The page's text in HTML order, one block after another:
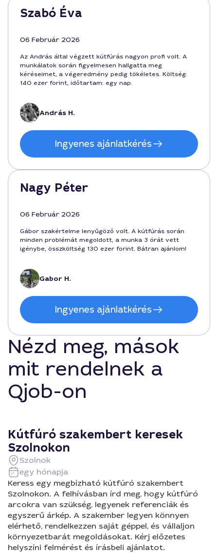
Szabó Éva
06 Február 2026
Az András által végzett kútfúrás nagyon profi volt. A
munkálatok során figyelmesen hallgatta meg
kéréseimet, a végeredmény pedig tökéletes. Költség:
140 ezer forint, időtartam: egy nap.
András H.
Ingyenes ajánlatkérés
Nagy Péter
06 Február 2026
Gábor szakértelme lenyűgöző volt. A kútfúrás során
minden problémát megoldott, a munka 3 órát vett
igénybe, összköltség 130 ezer forint. Bátran ajánlom!
Gabor H.
Ingyenes ajánlatkérés
Nézd meg, mások
mit rendelnek a
Qjob-on
Kútfúró szakembert keresek
Szolnokon
Szolnok
egy hónapja
Keress egy megbízható kútfúró szakembert
Szolnokon. A felhívásban írd meg, hogy kútfúró
arcokra van szükség, legyenek referenciák és
egyszerű árkép. A szakember legyen könnyen
elérhető, rendelkezzen saját géppel, és vállaljon
környezetbarát megoldásokat. Kérj előzetes
helyszíni felmérést és írásbeli ajánlatot.